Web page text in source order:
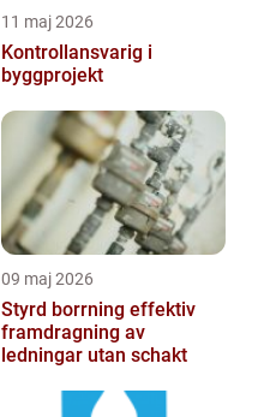
11 maj 2026
Kontrollansvarig i
byggprojekt
09 maj 2026
Styrd borrning effektiv
framdragning av
ledningar utan schakt